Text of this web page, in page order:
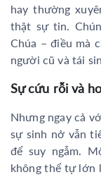
hay thường
thật sự tin.
Chúa – điều mà
người cũ và tái
Sự cứu rỗi và
Nhưng ngay cả
sự sinh nở vẫn
để suy ngẫm.
không thể tự lớn